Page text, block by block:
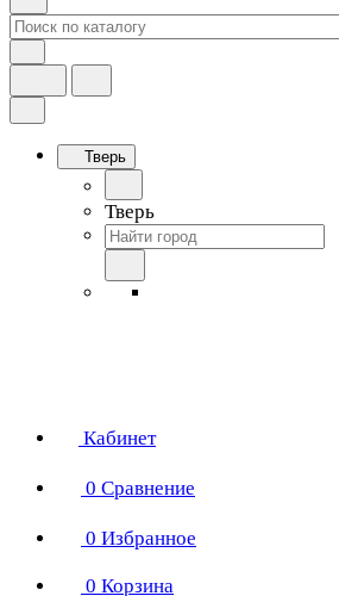
Тверь
Тверь
Кабинет
0 Сравнение
0 Избранное
0 Корзина